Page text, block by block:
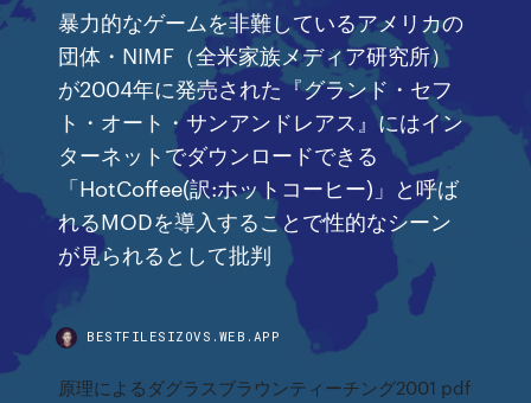
暴力的なゲームを非難しているアメリカの
団体・NIMF（全米家族メディア研究所）
が2004年に発売された『グランド・セフ
ト・オート・サンアンドレアス』にはイン
ターネットでダウンロードできる
「HotCoffee(訳:ホットコーヒー)」と呼ば
れるMODを導入することで性的なシーン
が見られるとして批判
BESTFILESIZOVS.WEB.APP
原理によるダグラスブラウンティーチング2001 pdf